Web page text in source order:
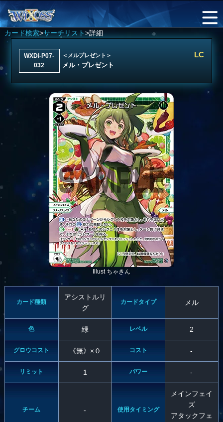
カード検索>サーチリスト>詳細
WXDi-P07-
032
＜メルプレゼント＞
メル・プレゼント
LC
Illust ちゃきん
カード種類
アシストルリ
グ
カードタイプ メル
色 緑 レベル 2
グロウコスト 《無》×０ コスト -
リミット 1 パワー -
チーム - 使用タイミング
メインフェイ
ズ
アタックフェ